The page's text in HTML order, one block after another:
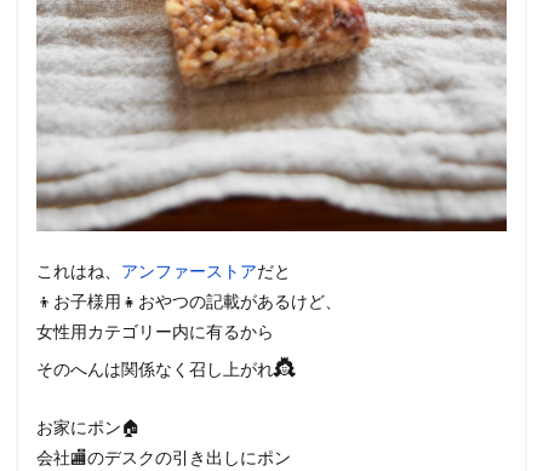
これはね、 アンファーストアだと
👦お子様用👧おやつの記載があるけど、
女性用カテゴリー内に有るから
そのへんは関係なく召し上がれ👸
お家にポン🏠
会社🏬のデスクの引き出しにポン